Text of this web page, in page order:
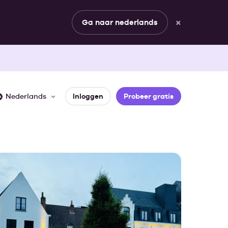
Ga naar nederlands ×
documenten
Sales & planning
Management
Nederlands Inloggen Probeer gratis